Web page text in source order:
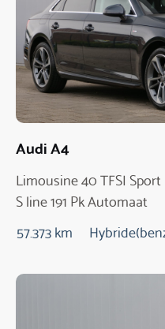
Audi A4
Limousine 40 TFSI Sport
S line 191 Pk Automaat
57.373 km